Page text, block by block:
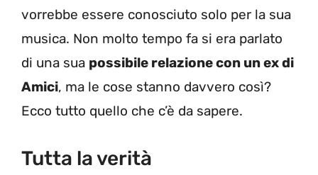
vorrebbe essere conosciuto solo per la sua
musica. Non molto tempo fa si era parlato
di una sua possibile relazione con un ex di
Amici, ma le cose stanno davvero così?
Ecco tutto quello che c’è da sapere.
Tutta la verità